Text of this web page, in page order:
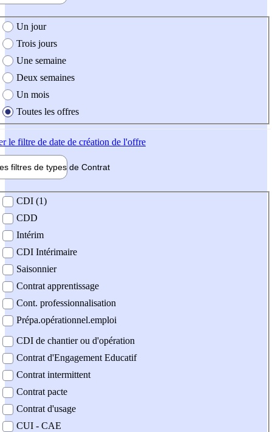
création de l'offre
Un jour
Trois jours
Une semaine
Deux semaines
Un mois
Toutes les offres
le filtre de date de création de l'offre
filtres de types de Contrat
contrat
CDI (1)
CDD
Intérim
CDI Intérimaire
Saisonnier
Contrat apprentissage
Cont. professionnalisation
Prépa.opérationnel.emploi
CDI de chantier ou d'opération
Contrat d'Engagement Educatif
Contrat intermittent
Contrat pacte
Contrat d'usage
CUI - CAE